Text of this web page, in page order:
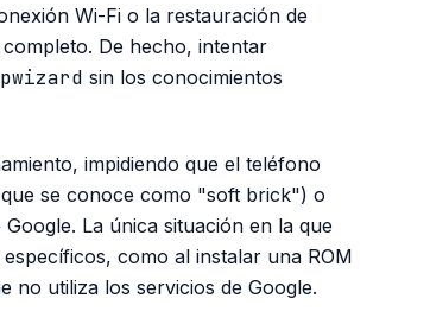
Wi-Fi o la restauración de
De hecho, intentar
sin los conocimientos
impidiendo que el teléfono
se conoce como "soft brick") o
La única situación en la que
como al instalar una ROM
no utiliza los servicios de Google.